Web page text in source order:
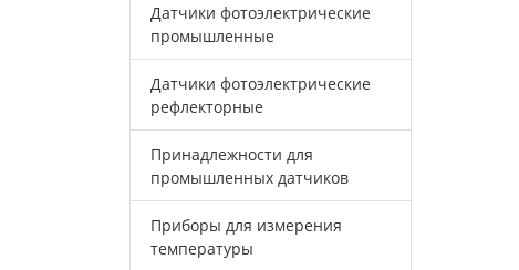
Датчики фотоэлектрические
промышленные
Датчики фотоэлектрические
рефлекторные
Принадлежности для
промышленных датчиков
Приборы для измерения
температуры